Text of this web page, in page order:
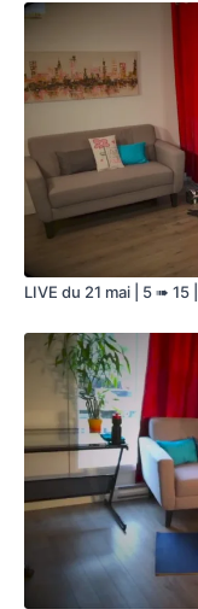
Haltères facultatives
LIVE du 21 mai | 5 ➠